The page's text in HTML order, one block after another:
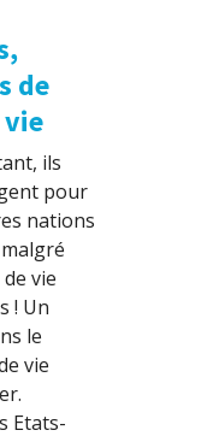
de
vie
ils
pour
nations
vie
! Un
le
vie
Etats-